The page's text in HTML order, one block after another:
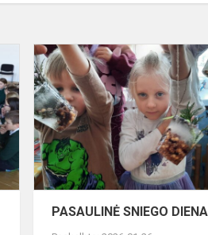
TARPTAUTINĖS
GARSINIO
SKAITYMO
DIENOS
MINĖJIMAS
PASAULINĖ SNIEGO DIENA